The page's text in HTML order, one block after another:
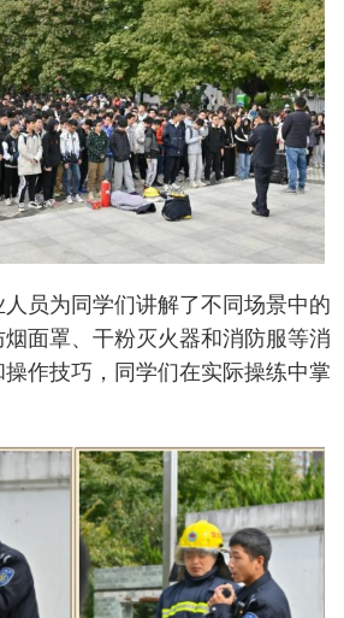
员为同学们讲解了不同场景中的
面罩、干粉灭火器和消防服等消
作技巧，同学们在实际操练中掌